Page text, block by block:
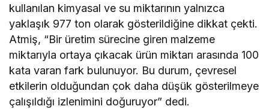
kullanılan kimyasal ve su miktarının yalnızca
yaklaşık 977 ton olarak gösterildiğine dikkat çekti.
Atmiş, “Bir üretim sürecine giren malzeme
miktarıyla ortaya çıkacak ürün miktarı arasında 100
kata varan fark bulunuyor. Bu durum, çevresel
etkilerin olduğundan çok daha düşük gösterilmeye
çalışıldığı izlenimini doğuruyor” dedi.